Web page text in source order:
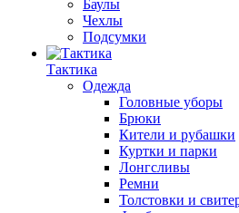
Баулы
Чехлы
Подсумки
Тактика
Одежда
Головные уборы
Брюки
Кители и рубашки
Куртки и парки
Лонгсливы
Ремни
Толстовки и